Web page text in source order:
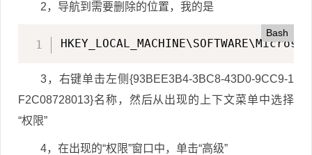
2，导航到需要删除的位置，我的是
Bash
3，右键单击左侧{93BEE3B4-3BC8-43D0-9CC9-1
F2C08728013}名称，然后从出现的上下文菜单中选择
“权限”
4，在出现的“权限”窗口中，单击“高级”